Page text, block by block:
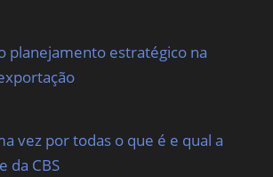
planejamento estratégico na
vez por todas o que é e qual a
da CBS